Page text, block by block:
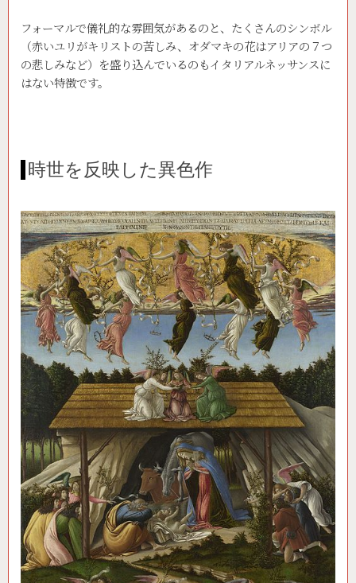
フォーマルで儀礼的な雰囲気があるのと、たくさんのシンボル
（赤いユリがキリストの苦しみ、オダマキの花はアリアの７つ
の悲しみなど）を盛り込んでいるのもイタリアルネッサンスに
はない特徴です。
時世を反映した異色作